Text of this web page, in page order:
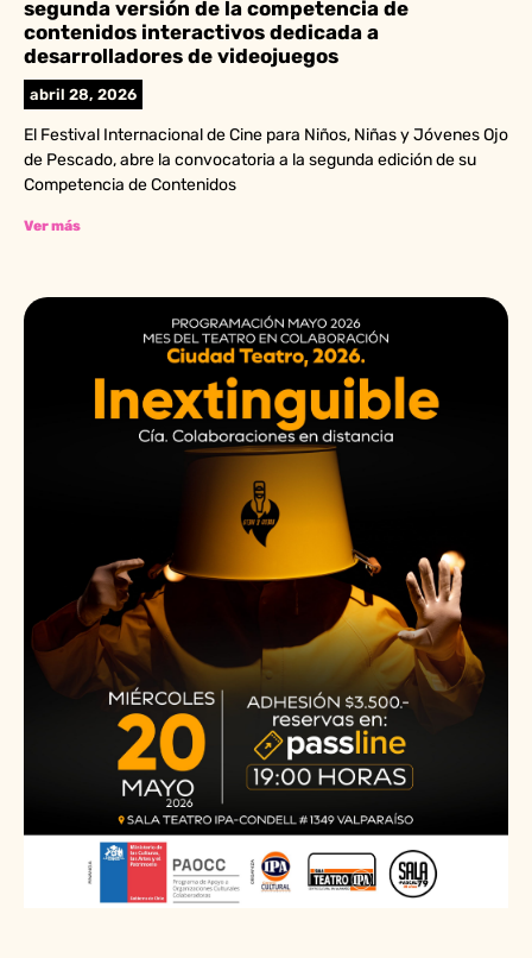
segunda versión de la competencia de
contenidos interactivos dedicada a
desarrolladores de videojuegos
abril 28, 2026
El Festival Internacional de Cine para Niños, Niñas y Jóvenes Ojo
de Pescado, abre la convocatoria a la segunda edición de su
Competencia de Contenidos
Ver más